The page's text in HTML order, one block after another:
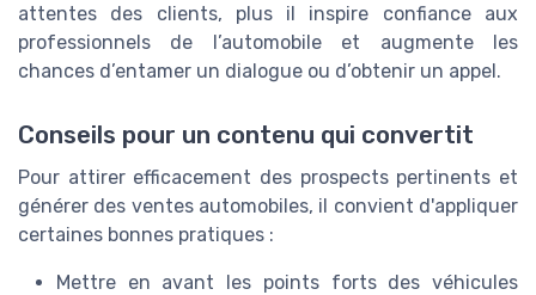
attentes des clients, plus il inspire confiance aux
professionnels de l’automobile et augmente les
chances d’entamer un dialogue ou d’obtenir un appel.
Conseils pour un contenu qui convertit
Pour attirer efficacement des prospects pertinents et
générer des ventes automobiles, il convient d'appliquer
certaines bonnes pratiques :
Mettre en avant les points forts des véhicules